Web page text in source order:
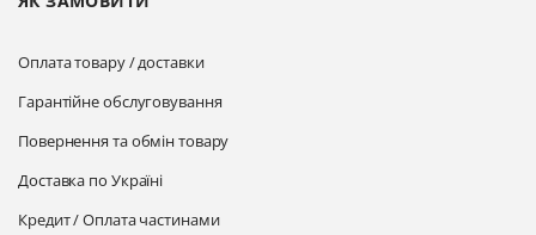
Оплата товару / доставки
Гарантійне обслуговування
Повернення та обмін товару
Доставка по Україні
Кредит / Оплата частинами